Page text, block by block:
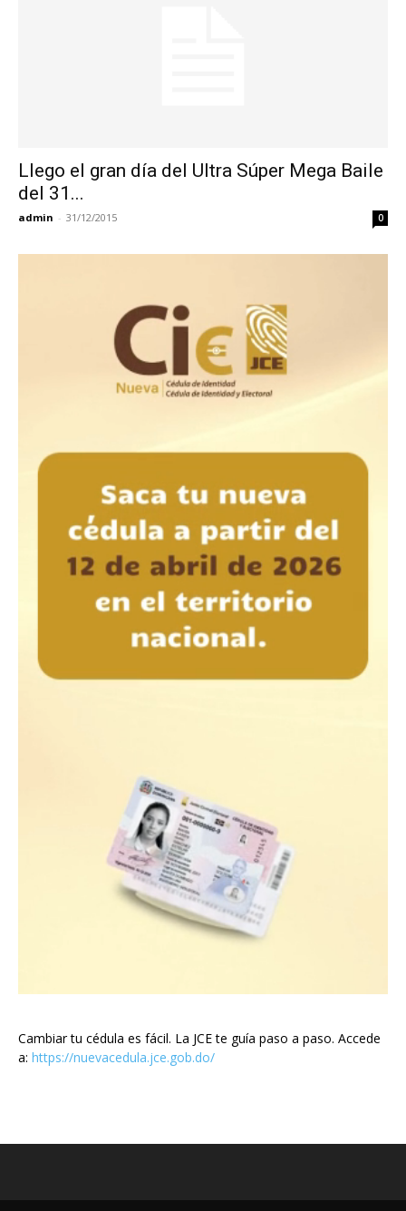
Llego el gran día del Ultra Súper Mega Baile
del 31...
admin - 31/12/2015 0
Cambiar tu cédula es fácil. La JCE te guía paso a paso. Accede
a: https://nuevacedula.jce.gob.do/